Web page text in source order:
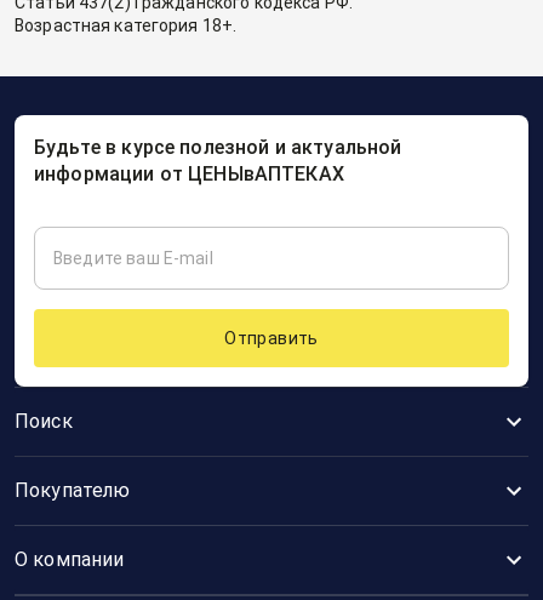
Возрастная категория 18+.
Поиск
Покупателю
О компании
Будьте в курсе полезной и актуальной
информации от ЦЕНЫвАПТЕКАХ
Отправить